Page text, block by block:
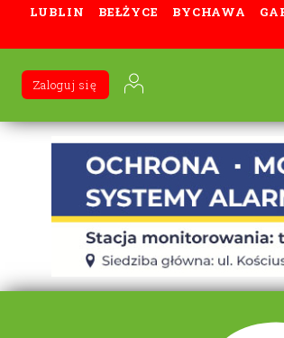
LUBLIN BEŁŻYCE BYCHAWA
Zaloguj się